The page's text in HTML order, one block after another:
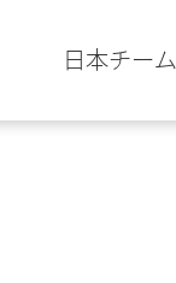
日本チーム